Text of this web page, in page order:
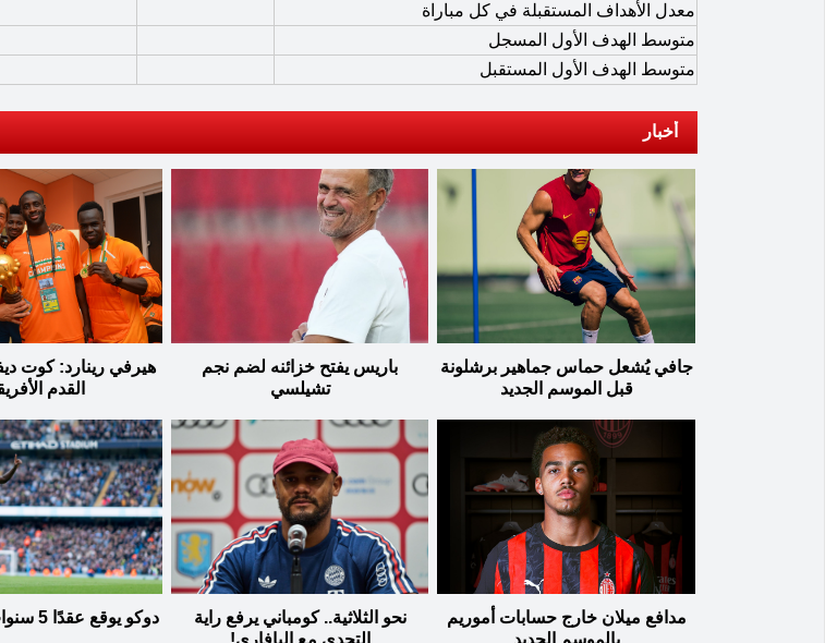
معدل الأهداف المستقبلة في كل مباراة
متوسط الهدف الأول المسجل
متوسط الهدف الأول المستقبل
أخبار
جافي يُشعل حماس جماهير برشلونة
قبل الموسم الجديد
باريس يفتح خزائنه لضم نجم
تشيلسي
هيرفي رينارد: كوت
القدم
مدافع ميلان خارج حسابات أموريم
نحو الثلاثية.. كومباني يرفع راية
دوكو يوقع عقدًا 5 سنوات مع السيتي